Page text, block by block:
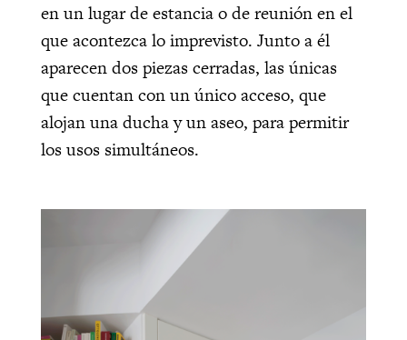
en un lugar de estancia o de reunión en el
que acontezca lo imprevisto. Junto a él
aparecen dos piezas cerradas, las únicas
que cuentan con un único acceso, que
alojan una ducha y un aseo, para permitir
los usos simultáneos.